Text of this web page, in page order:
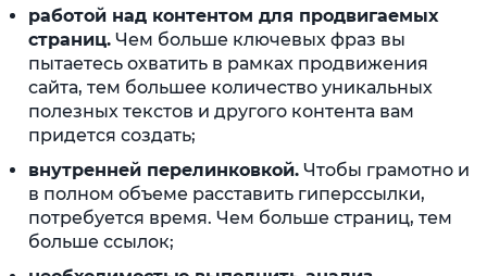
работой над контентом для продвигаемых
страниц. Чем больше ключевых фраз вы
пытаетесь охватить в рамках продвижения
сайта, тем большее количество уникальных
полезных текстов и другого контента вам
придется создать;
внутренней перелинковкой. Чтобы грамотно и
в полном объеме расставить гиперссылки,
потребуется время. Чем больше страниц, тем
больше ссылок;